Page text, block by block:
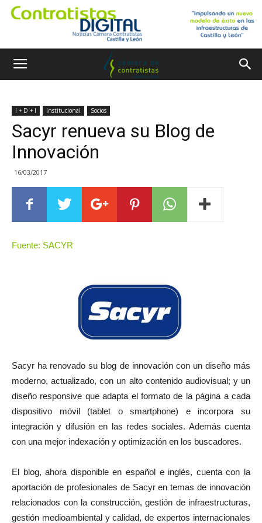
I + D + I Institucional Socios
Sacyr renueva su Blog de
Innovación
16/03/2017
Fuente: SACYR
Sacyr ha renovado su blog de innovación con un diseño más
moderno, actualizado, con un alto contenido audiovisual; y un
diseño responsive que adapta el formato de la página a cada
dispositivo móvil (tablet o smartphone) e incorpora su
integración y difusión en las redes sociales. Además cuenta
con una mejor indexación y optimización en los buscadores.
El blog, ahora disponible en español e inglés, cuenta con la
aportación de profesionales de Sacyr en temas de innovación
relacionados con la construcción, gestión de infraestructuras,
gestión medioambiental y calidad, de expertos internacionales